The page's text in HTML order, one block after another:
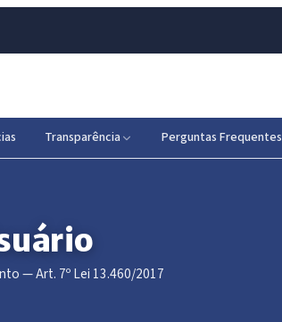
Transparência Perguntas Frequentes
— Art. 7º Lei 13.460/2017